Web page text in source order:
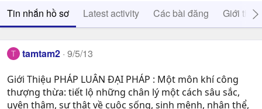
Tin nhắn hồ sơ Latest activity Các bài đăng Giới thiệu
T tamtam2 9/5/13
Giới Thiệu PHÁP LUÂN ĐẠI PHÁP : Một môn khí công
thượng thừa: tiết lộ những chân lý một cách sâu sắc,
uyên thâm, sự thật về cuộc sống, sinh mệnh, nhân thể,